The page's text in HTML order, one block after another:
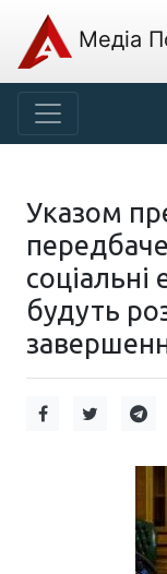
Медіа
Указом
соціальні
будуть